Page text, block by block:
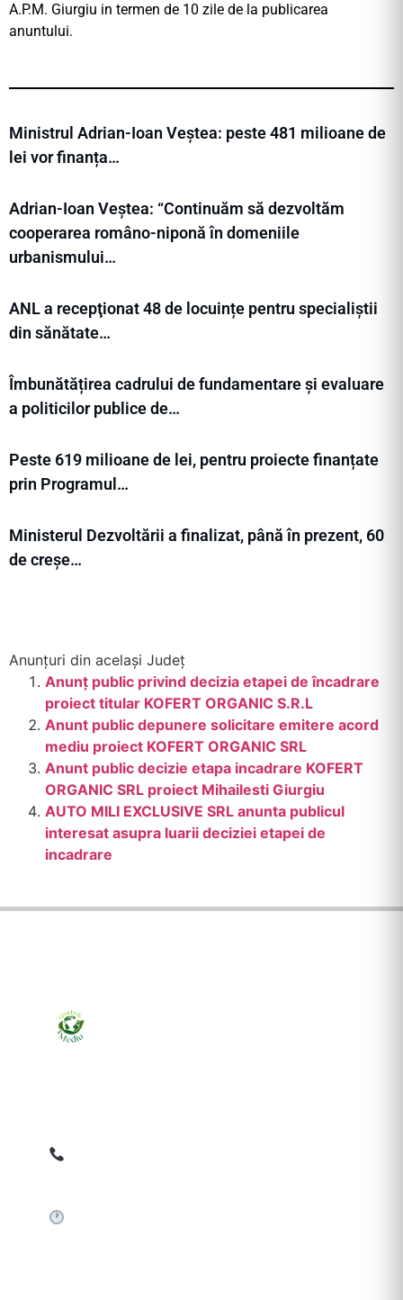
A.P.M. Giurgiu in termen de 10 zile de la publicarea
anuntului.
Ministrul Adrian-Ioan Veștea: peste 481 milioane de
lei vor finanța…
Adrian-Ioan Veștea: “Continuăm să dezvoltăm
cooperarea româno-niponă în domeniile
urbanismului…
ANL a recepţionat 48 de locuințe pentru specialiștii
din sănătate…
Îmbunătățirea cadrului de fundamentare și evaluare
a politicilor publice de…
Peste 619 milioane de lei, pentru proiecte finanțate
prin Programul…
Ministerul Dezvoltării a finalizat, până în prezent, 60
de creșe…
Anunțuri din același Județ
Anunţ public privind decizia etapei de încadrare
proiect titular KOFERT ORGANIC S.R.L
Anunt public depunere solicitare emitere acord
mediu proiect KOFERT ORGANIC SRL
Anunt public decizie etapa incadrare KOFERT
ORGANIC SRL proiect Mihailesti Giurgiu
AUTO MILI EXCLUSIVE SRL anunta publicul
interesat asupra luarii deciziei etapei de
incadrare